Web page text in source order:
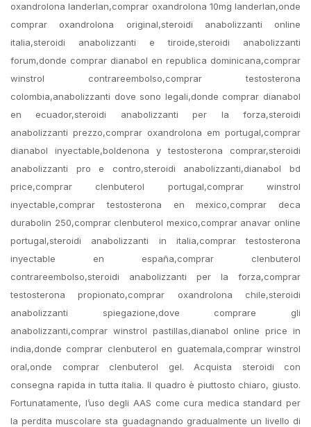
oxandrolona landerlan,comprar oxandrolona 10mg landerlan,onde
comprar oxandrolona original,steroidi anabolizzanti online
italia,steroidi anabolizzanti e tiroide,steroidi anabolizzanti
forum,donde comprar dianabol en republica dominicana,comprar
winstrol contrareembolso,comprar testosterona
colombia,anabolizzanti dove sono legali,donde comprar dianabol
en ecuador,steroidi anabolizzanti per la forza,steroidi
anabolizzanti prezzo,comprar oxandrolona em portugal,comprar
dianabol inyectable,boldenona y testosterona comprar,steroidi
anabolizzanti pro e contro,steroidi anabolizzanti,dianabol bd
price,comprar clenbuterol portugal,comprar winstrol
inyectable,comprar testosterona en mexico,comprar deca
durabolin 250,comprar clenbuterol mexico,comprar anavar online
portugal,steroidi anabolizzanti in italia,comprar testosterona
inyectable en españa,comprar clenbuterol
contrareembolso,steroidi anabolizzanti per la forza,comprar
testosterona propionato,comprar oxandrolona chile,steroidi
anabolizzanti spiegazione,dove comprare gli
anabolizzanti,comprar winstrol pastillas,dianabol online price in
india,donde comprar clenbuterol en guatemala,comprar winstrol
oral,onde comprar clenbuterol gel. Acquista steroidi con
consegna rapida in tutta italia. Il quadro è piuttosto chiaro, giusto.
Fortunatamente, l’uso degli AAS come cura medica standard per
la perdita muscolare sta guadagnando gradualmente un livello di